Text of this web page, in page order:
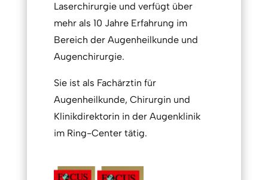
Laserchirurgie und verfügt über
mehr als 10 Jahre Erfahrung im
Bereich der Augenheilkunde und
Augenchirurgie.
Sie ist als Fachärztin für
Augenheilkunde, Chirurgin und
Klinikdirektorin in der Augenklinik
im Ring-Center tätig.